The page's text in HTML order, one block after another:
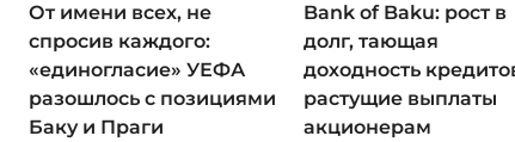
От имени всех, не
спросив каждого:
«единогласие» УЕФА
разошлось с позициями
Баку и Праги
Bank of Baku: рост в
долг, тающая
доходность
растущие выплаты
акционерам